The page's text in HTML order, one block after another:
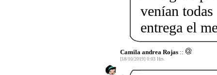
venían
entrega el
Camila andrea Rojas::
[18/10/2019] 0:03 Hrs.